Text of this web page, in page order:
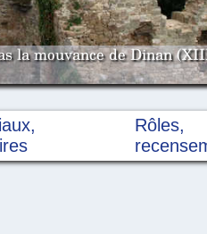
la mouvance de Dinan
Rôles,